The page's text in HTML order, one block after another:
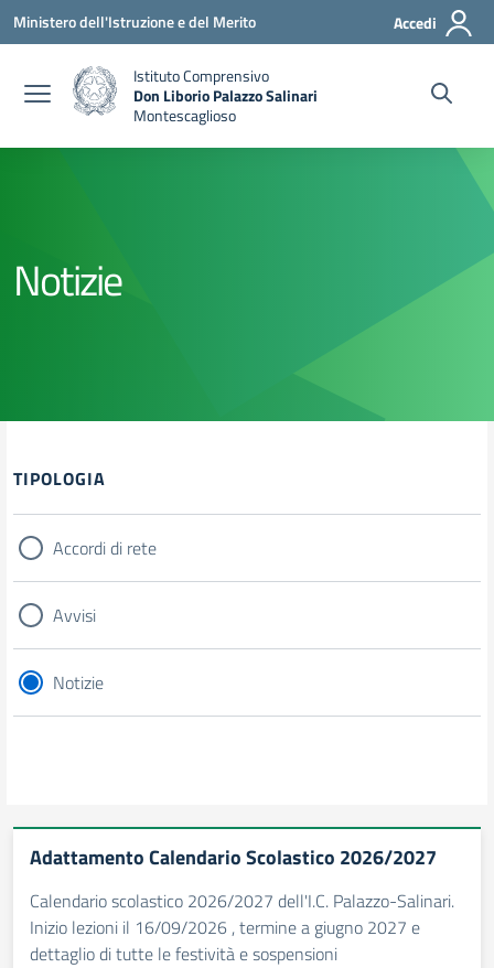
Vai ai contenuti
Vai al menu di navigazione
Vai al footer
Ministero dell'Istruzione e del Merito Accedi
Istituto Comprensivo
Don Liborio Palazzo Salinari
Montescaglioso
Notizie
TIPOLOGIA
Accordi di rete
Avvisi
Notizie
Adattamento Calendario Scolastico 2026/2027
Calendario scolastico 2026/2027 dell'I.C. Palazzo-Salinari.
Inizio lezioni il 16/09/2026 , termine a giugno 2027 e
dettaglio di tutte le festività e sospensioni